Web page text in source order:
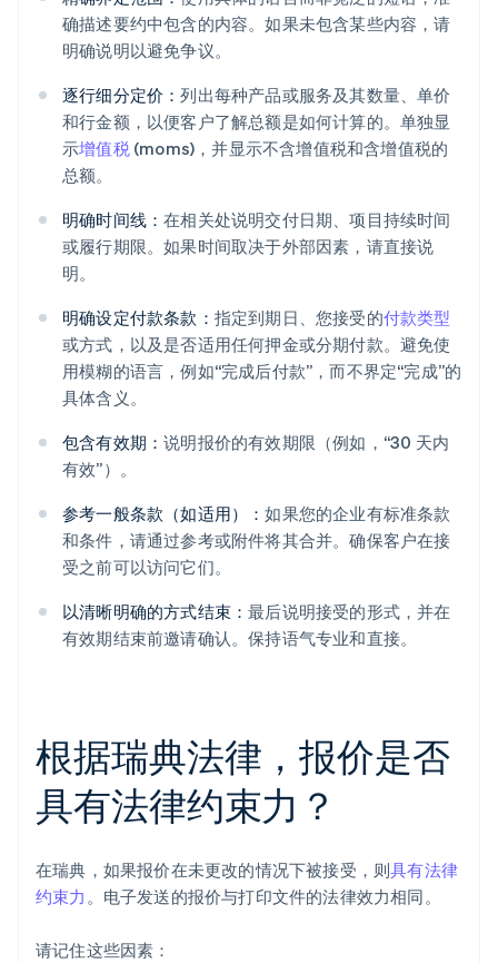
确描述要约中包含的内容。如果未包含某些内容，请
明确说明以避免争议。
逐行细分定价：列出每种产品或服务及其数量、单价
和行金额，以便客户了解总额是如何计算的。单独显
示增值税(moms)，并显示不含增值税和含增值税的
总额。
明确时间线：在相关处说明交付日期、项目持续时间
或履行期限。如果时间取决于外部因素，请直接说
明。
明确设定付款条款： 指定到期日、您接受的付款类型
或方式，以及是否适用任何押金或分期付款。避免使
用模糊的语言，例如“完成后付款”，而不界定“完成”的
具体含义。
包含有效期：说明报价的有效期限（例如，“30 天内
有效”）。
参考一般条款（如适用）：如果您的企业有标准条款
和条件，请通过参考或附件将其合并。确保客户在接
受之前可以访问它们。
以清晰明确的方式结束：最后说明接受的形式，并在
有效期结束前邀请确认。保持语气专业和直接。
根据瑞典法律，报价是否
具有法律约束力？
在瑞典，如果报价在未更改的情况下被接受，则具有法律
约束力 。电子发送的报价与打印文件的法律效力相同。
请记住这些因素：